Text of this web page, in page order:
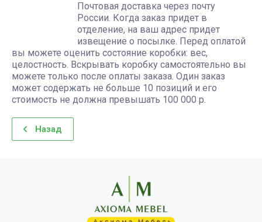
Почтовая доставка через почту
России. Когда заказ придет в
отделение, на ваш адрес придет
извещение о посылке. Перед оплатой
вы можете оценить состояние коробки: вес,
целостность. Вскрывать коробку самостоятельно вы
можете только после оплаты заказа. Один заказ
может содержать не больше 10 позиций и его
стоимость не должна превышать 100 000 р.
Назад